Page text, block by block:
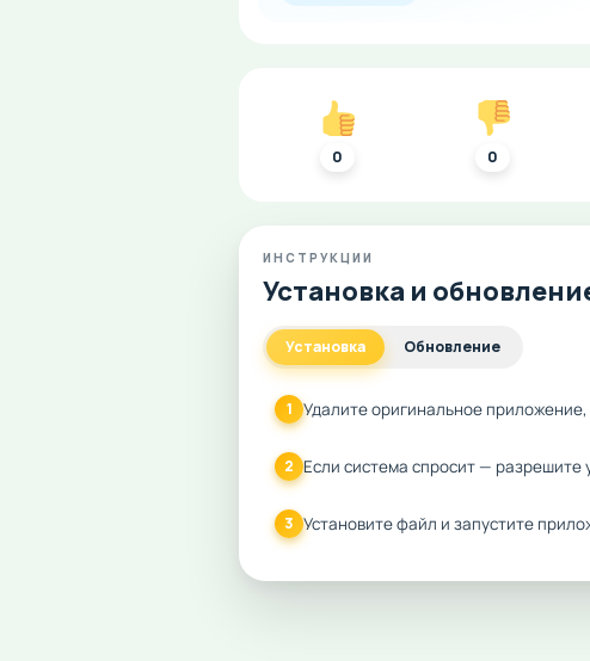
0 0
ИНСТРУКЦИИ
Установка и
Установка Обновление
1 Удалите оригинальное
2 Если система спросит — разрешите
3 Установите файл и запустите